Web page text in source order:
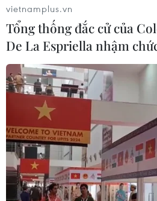
Đà Nẵng tổ chức Lễ hội Sâm
Linh 2026: Cam kết 100% sâm
17/07/2026 06:09
Tìm ra cơ chế gây bệnh ung
xương hiếm gặp
17/07/2026 01:05
vietnamplus.vn
Tổng thống đắc cử của
De La Espriella nhậm